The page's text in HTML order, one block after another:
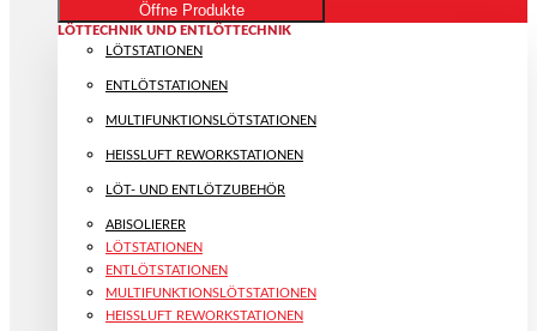
Öffne Produkte
LÖTTECHNIK UND ENTLÖTTECHNIK
LÖTSTATIONEN
ENTLÖTSTATIONEN
MULTIFUNKTIONS­LÖTSTATIONEN
HEISSLUFT REWORKSTATIONEN
LÖT- UND ENTLÖTZUBEHÖR
ABISOLIERER
LÖTSTATIONEN
ENTLÖTSTATIONEN
MULTIFUNKTIONS­LÖTSTATIONEN
HEISSLUFT REWORKSTATIONEN